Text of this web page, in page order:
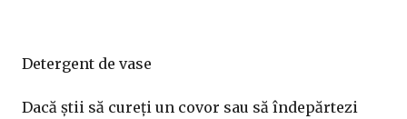
Detergent de vase
Dacă știi să cureți un covor sau să îndepărtezi